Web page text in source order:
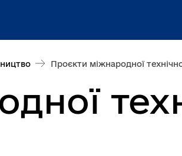
Проєкти міжнародної